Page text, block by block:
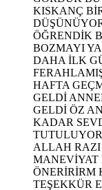
KISKANÇ
ÖĞRENDİK
BOZMAYI
DAHA İLK
HAFTA
GELDİ
GELDİ ÖZ
KADAR
ALLAH RAZI
MANEVİYAT
ÖNERİRİRM
TEŞEKKÜR